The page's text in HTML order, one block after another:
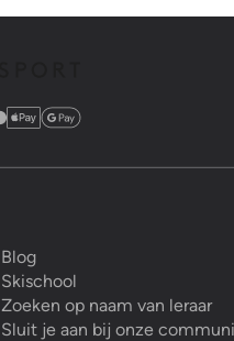
Blog
Skischool
Zoeken op naam van leraar
Sluit je aan bij onze